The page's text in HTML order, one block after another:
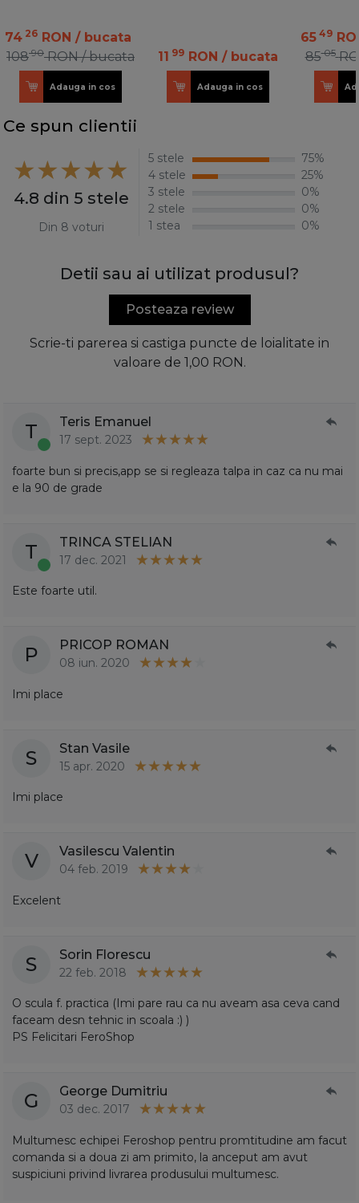
74 26 RON / bucata
10890 RON / bucata
Adauga in cos
11 99 RON / bucata
Adauga in cos
65 49
8505
Ce spun clientii
4.8 din 5 stele
Din 8 voturi
5 stele
75%
4 stele
25%
3 stele
0%
2 stele
0%
1 stea
0%
Detii sau ai utilizat produsul?
Posteaza review
Scrie-ti parerea si castiga puncte de loialitate in
valoare de 1,00 RON.
T Teris Emanuel
17 sept. 2023
foarte bun si precis,app se si regleaza talpa in caz ca nu mai
e la 90 de grade
T TRINCA STELIAN
17 dec. 2021
Este foarte util.
P PRICOP ROMAN
08 iun. 2020
Imi place
S Stan Vasile
15 apr. 2020
Imi place
V Vasilescu Valentin
04 feb. 2019
Excelent
S Sorin Florescu
22 feb. 2018
O scula f. practica (Imi pare rau ca nu aveam asa ceva cand
faceam desn tehnic in scoala :) )
PS Felicitari FeroShop
G George Dumitriu
03 dec. 2017
Multumesc echipei Feroshop pentru promtitudine am facut
comanda si a doua zi am primito, la anceput am avut
suspiciuni privind livrarea produsului multumesc.